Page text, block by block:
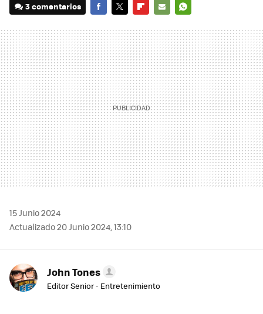
3 comentarios
MAIL
15 Junio 2024
Actualizado 20 Junio 2024, 13:10
John Tones
Editor Senior - Entretenimiento